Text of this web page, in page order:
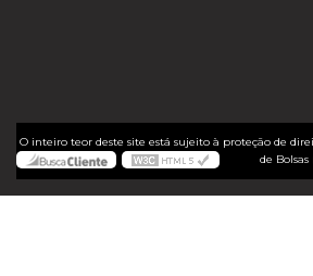
O inteiro teor deste site está sujeito à proteção de
de Bolsas